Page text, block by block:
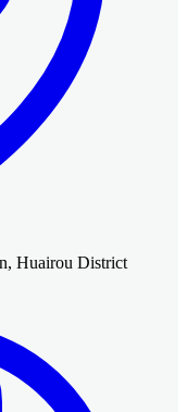
Huairou District